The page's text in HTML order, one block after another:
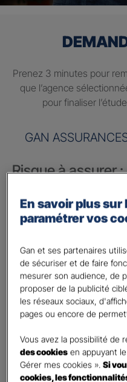
Prenez 3 minutes pour
que l’agence
pour finaliser
GAN
Risque à assurer :
Nom de société (Raison
Activité*
Indiquez l'activité professionnelle de
Chiffre d'affaires annuel
Nombre de caractères
Indiquez un montant annuel en euro,
La limite est de 9 caractères.
En savoir plus sur
paramétrer vos
Gan et ses partenaires
de sécuriser et de faire
mesurer son audience, de
proposer de la publicité
les réseaux sociaux,
pages ou encore de
Vous avez la possibilité de
des cookies en appuyant
Gérer mes cookies ».Si
cookies, les